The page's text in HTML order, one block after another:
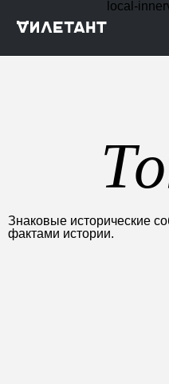
local-
Знаковые исторические
фактами истории.